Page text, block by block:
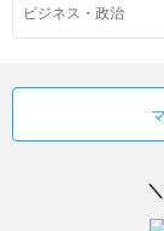
ビジネス・政治